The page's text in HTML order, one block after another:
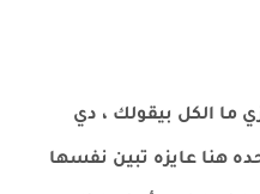
الكل بيقولك ، دي
هنا عايزه تبين نفسها